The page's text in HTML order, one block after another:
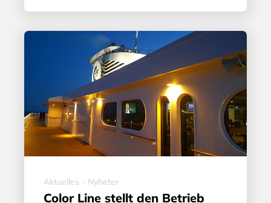
Aktuelles - Nyheter
Color Line stellt den Betrieb